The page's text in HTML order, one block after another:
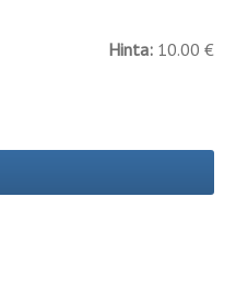
Hinta: 10.00 €